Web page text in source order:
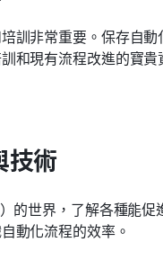
訓非常重要。保存自
和現有流程改進的寶
技術
的世界，了解各種能
動化流程的效率。